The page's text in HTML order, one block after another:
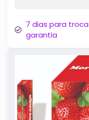
7 dias para
garantia